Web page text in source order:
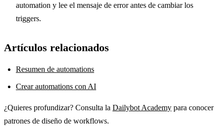
automation y lee el mensaje de error antes de cambiar los
triggers.
Artículos relacionados
Resumen de automations
Crear automations con AI
¿Quieres profundizar? Consulta la Dailybot Academy para conocer
patrones de diseño de workflows.